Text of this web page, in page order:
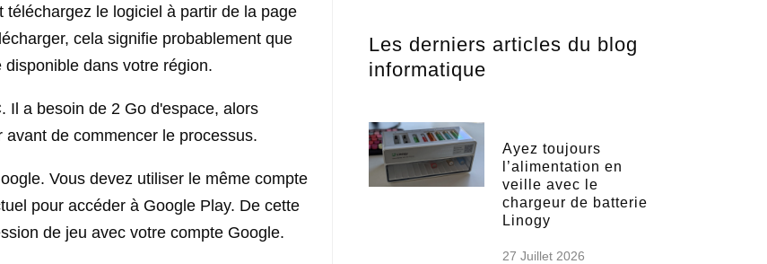
le logiciel à partir de la page
cela signifie probablement que
dans votre région.
Il a besoin de 2 Go d'espace, alors
de commencer le processus.
Vous devez utiliser le même compte
pour accéder à Google Play. De cette
de jeu avec votre compte Google.
Les derniers articles du blog
informatique
Ayez toujours
l’alimentation en
veille avec le
chargeur de batterie
Linogy
27 Juillet 2026